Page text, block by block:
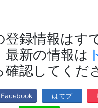
録情報はす
最新の情報は
確認してくだ
Facebook はてブ